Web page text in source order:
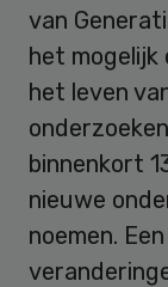
van
het mogelijk
het leven
binnenkort
nieuwe
noemen.